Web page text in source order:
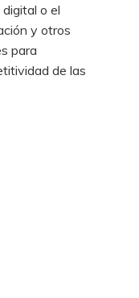
o el
y otros
para
de las